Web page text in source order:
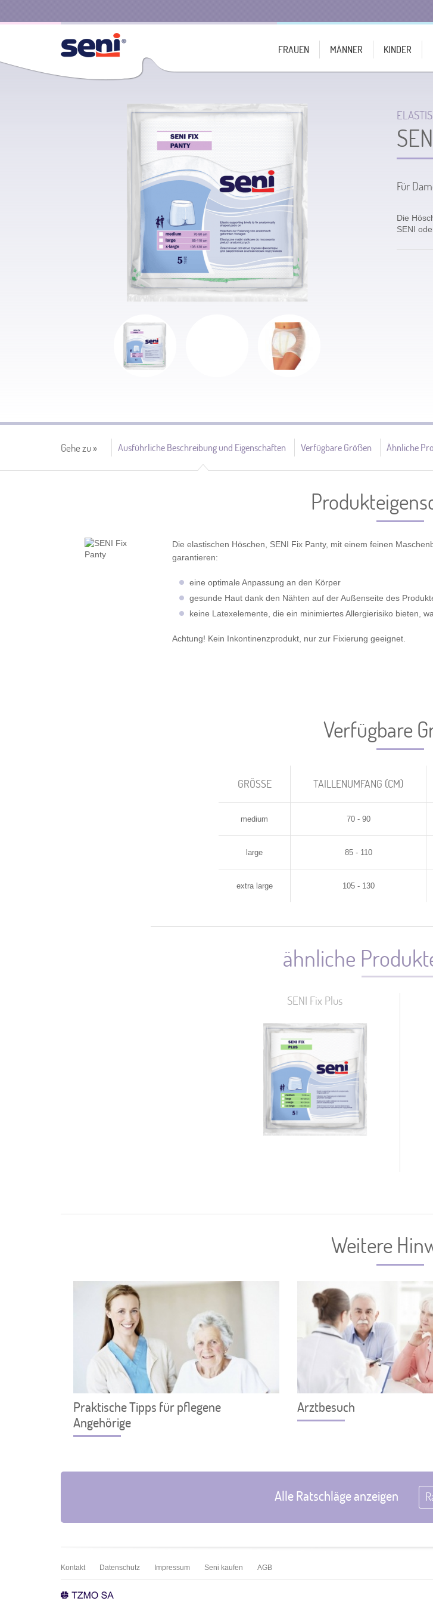
FRAUEN MÄNNER KINDER
Für
Die
SENI
Gehe zu » Ausführliche Beschreibung und Eigenschaften Verfügbare Größen Ähnliche
Die elastischen Höschen, SENI Fix Panty, mit einem feinen
garantieren:
eine optimale Anpassung an den Körper
gesunde Haut dank den Nähten auf der Außenseite des
keine Latexelemente, die ein minimiertes Allergierisiko bieten,
Achtung! Kein Inkontinenzprodukt, nur zur Fixierung geeignet.
Verfügbare
GRÖSSE TAILLENUMFANG (CM)
medium 70 - 90
large 85 - 110
extra large 105 - 130
ähnliche
SENI Fix Plus
Weitere
Praktische Tipps für pflegene
Angehörige
Arztbesuch
Alle Ratschläge anzeigen
Kontakt Datenschutz Impressum Seni kaufen AGB